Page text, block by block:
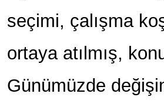
seçimi, çalışma
ortaya atılmış,
Günümüzde